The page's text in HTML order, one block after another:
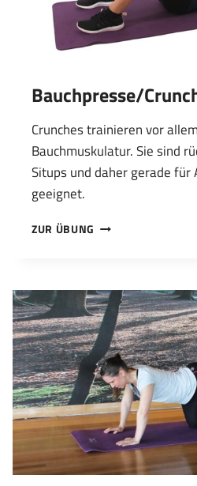
Bauchpresse/
Crunches trainieren vor
Bauchmuskulatur. Sie sind
Situps und daher gerade
geeignet.
ZUR ÜBUNG BAUCHPRESSE/